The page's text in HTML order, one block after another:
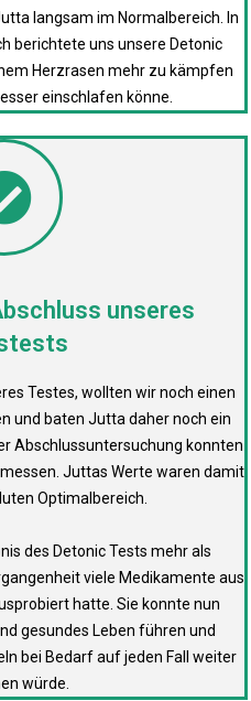
langsam im Normalbereich. In
berichtete uns unsere Detonic
Herzrasen mehr zu kämpfen
einschlafen könne.
unseres
Testes, wollten wir noch einen
und baten Jutta daher noch ein
Abschlussuntersuchung konnten
Juttas Werte waren damit
Optimalbereich.
des Detonic Tests mehr als
viele Medikamente aus
hatte. Sie konnte nun
gesundes Leben führen und
bei Bedarf auf jeden Fall weiter
würde.